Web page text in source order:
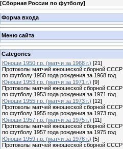
[Сборная России по футболу]
Форма входа
Меню сайта
Categories
Юноши 1950 г.р. (матчи за 1968 г.) [21]
Протоколы матчей юношеской сборной СССР
по футболу 1950 года рождения за 1968 год
Юноши 1953 г.р. (матчи за 1971 г.) [9]
Протоколы матчей юношеской сборной СССР
по футболу 1953 года рождения за 1971 год
Юноши 1955 г.р. (матчи за 1973 г.) [12]
Протоколы матчей юношеской сборной СССР
по футболу 1955 года рождения за 1973 год
Юноши 1957 г.р. (матчи за 1975 г.) [11]
Протоколы матчей юношеской сборной СССР
по футболу 1957 года рождения за 1975 год
Юноши 1959 г.р. (матчи за 1976 г.) [5]
Протоколы матчей юношеской сборной СССР